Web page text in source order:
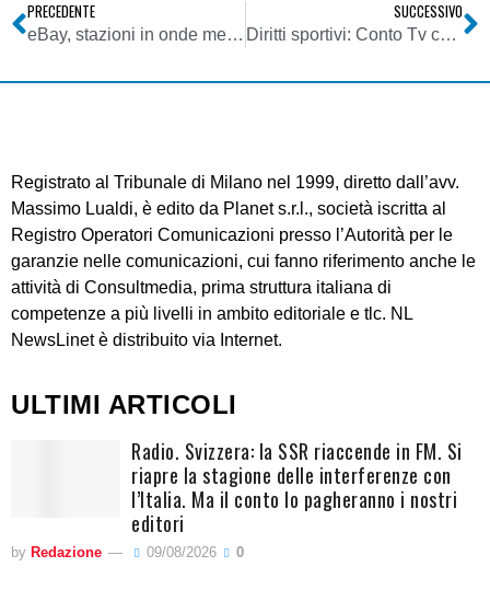
PRECEDENTE
eBay, stazioni in onde medie all’incanto
SUCCESSIVO
Diritti sportivi: Conto Tv contro la Rai
Registrato al Tribunale di Milano nel 1999, diretto dall’avv.
Massimo Lualdi, è edito da Planet s.r.l., società iscritta al
Registro Operatori Comunicazioni presso l’Autorità per le
garanzie nelle comunicazioni, cui fanno riferimento anche le
attività di Consultmedia, prima struttura italiana di
competenze a più livelli in ambito editoriale e tlc. NL
NewsLinet è distribuito via Internet.
ULTIMI ARTICOLI
Radio. Svizzera: la SSR riaccende in FM. Si
riapre la stagione delle interferenze con
l’Italia. Ma il conto lo pagheranno i nostri
editori
by Redazione 09/08/2026 0